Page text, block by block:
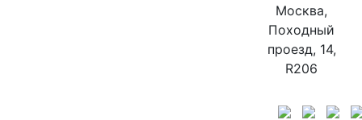
Москва,
Походный
проезд, 14,
R206